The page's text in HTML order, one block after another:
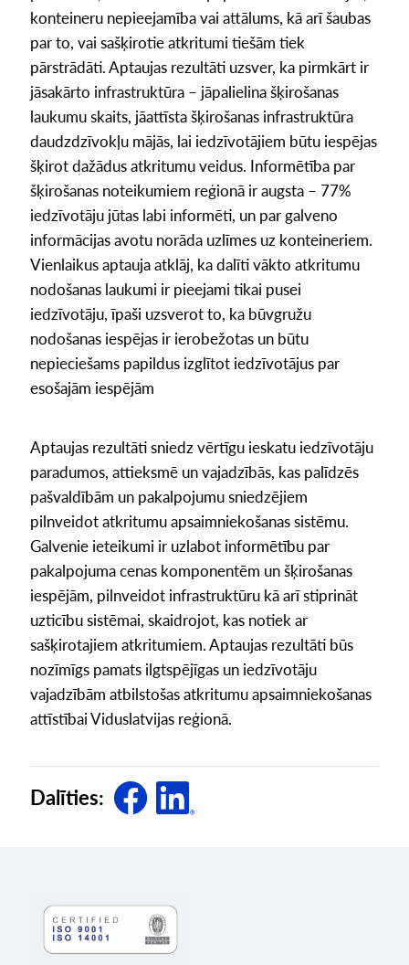
konteineru nepieejamība vai attālums, kā arī šaubas
par to, vai sašķirotie atkritumi tiešām tiek
pārstrādāti. Aptaujas rezultāti uzsver, ka pirmkārt ir
jāsakārto infrastruktūra – jāpalielina šķirošanas
laukumu skaits, jāattīsta šķirošanas infrastruktūra
daudzdzīvokļu mājās, lai iedzīvotājiem būtu iespējas
šķirot dažādus atkritumu veidus. Informētība par
šķirošanas noteikumiem reģionā ir augsta – 77%
iedzīvotāju jūtas labi informēti, un par galveno
informācijas avotu norāda uzlīmes uz konteineriem.
Vienlaikus aptauja atklāj, ka dalīti vākto atkritumu
nodošanas laukumi ir pieejami tikai pusei
iedzīvotāju, īpaši uzsverot to, ka būvgružu
nodošanas iespējas ir ierobežotas un būtu
nepieciešams papildus izglītot iedzīvotājus par
esošajām iespējām
Aptaujas rezultāti sniedz vērtīgu ieskatu iedzīvotāju
paradumos, attieksmē un vajadzībās, kas palīdzēs
pašvaldībām un pakalpojumu sniedzējiem
pilnveidot atkritumu apsaimniekošanas sistēmu.
Galvenie ieteikumi ir uzlabot informētību par
pakalpojuma cenas komponentēm un šķirošanas
iespējām, pilnveidot infrastruktūru kā arī stiprināt
uzticību sistēmai, skaidrojot, kas notiek ar
sašķirotajiem atkritumiem. Aptaujas rezultāti būs
nozīmīgs pamats ilgtspējīgas un iedzīvotāju
vajadzībām atbilstošas atkritumu apsaimniekošanas
attīstībai Viduslatvijas reģionā.
Dalīties: